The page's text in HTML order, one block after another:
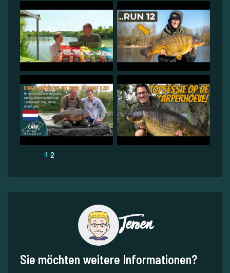
1 2
Jeroen
Sie möchten weitere Informationen?